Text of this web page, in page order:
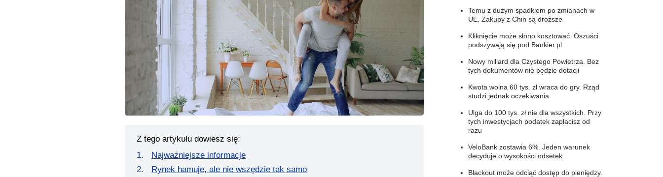
Z tego artykułu dowiesz się:
Najważniejsze informacje
Rynek hamuje, ale nie wszędzie tak samo
Temu z dużym spadkiem po zmianach w
UE. Zakupy z Chin są droższe
Kliknięcie może słono kosztować. Oszuści
podszywają się pod Bankier.pl
Nowy miliard dla Czystego Powietrza. Bez
tych dokumentów nie będzie dotacji
Kwota wolna 60 tys. zł wraca do gry. Rząd
studzi jednak oczekiwania
Ulga do 100 tys. zł nie dla wszystkich. Przy
tych inwestycjach podatek zapłacisz od
razu
VeloBank zostawia 6%. Jeden warunek
decyduje o wysokości odsetek
Blackout może odciąć dostęp do pieniędzy.